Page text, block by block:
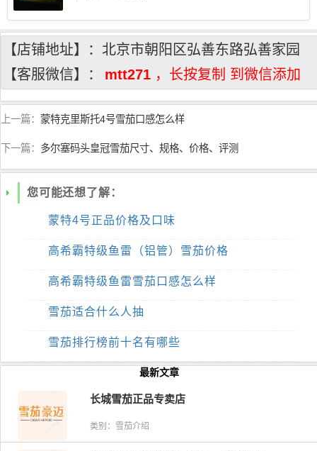
【店铺地址】：北京市朝阳区弘善东路弘善家园
【客服微信】：
mtt271 ，长按复制 到微信添加
上一篇： 蒙特克里斯托4号雪茄口感怎么样
下一篇： 多尔塞码头皇冠雪茄尺寸、规格、价格、评测
您可能还想了解：
蒙特4号正品价格及口味
高希霸特级鱼雷（铝管）雪茄价格
高希霸特级鱼雷雪茄口感怎么样
雪茄适合什么人抽
雪茄排行榜前十名有哪些
最新文章
长城雪茄正品专卖店
类别：雪茄介绍